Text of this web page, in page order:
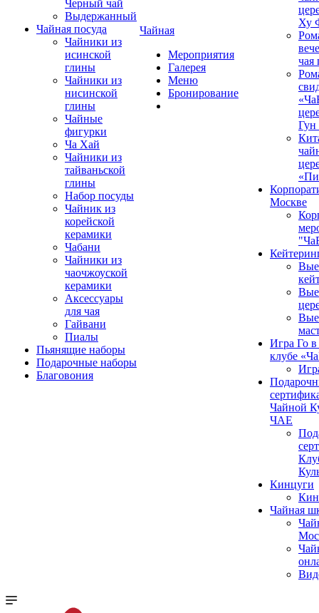
Черный чай
Выдержанный
Чайная посуда
Чайники из
исинской
глины
Чайники из
нисинской
глины
Чайные
фигурки
Ча Хай
Чайники из
тайваньской
глины
Набор посуды
Чайник из
корейской
керамики
Чабани
Чайники из
чаочжоуской
керамики
Аксессуары
для чая
Гайвани
Пиалы
Пьянящие наборы
Подарочные наборы
Благовония
Чайная
Мероприятия
Галерея
Меню
Бронирование
Ху
Москве
Игра Го
клубе
Чайной
ЧАЕ
Кинцуги
Чайная